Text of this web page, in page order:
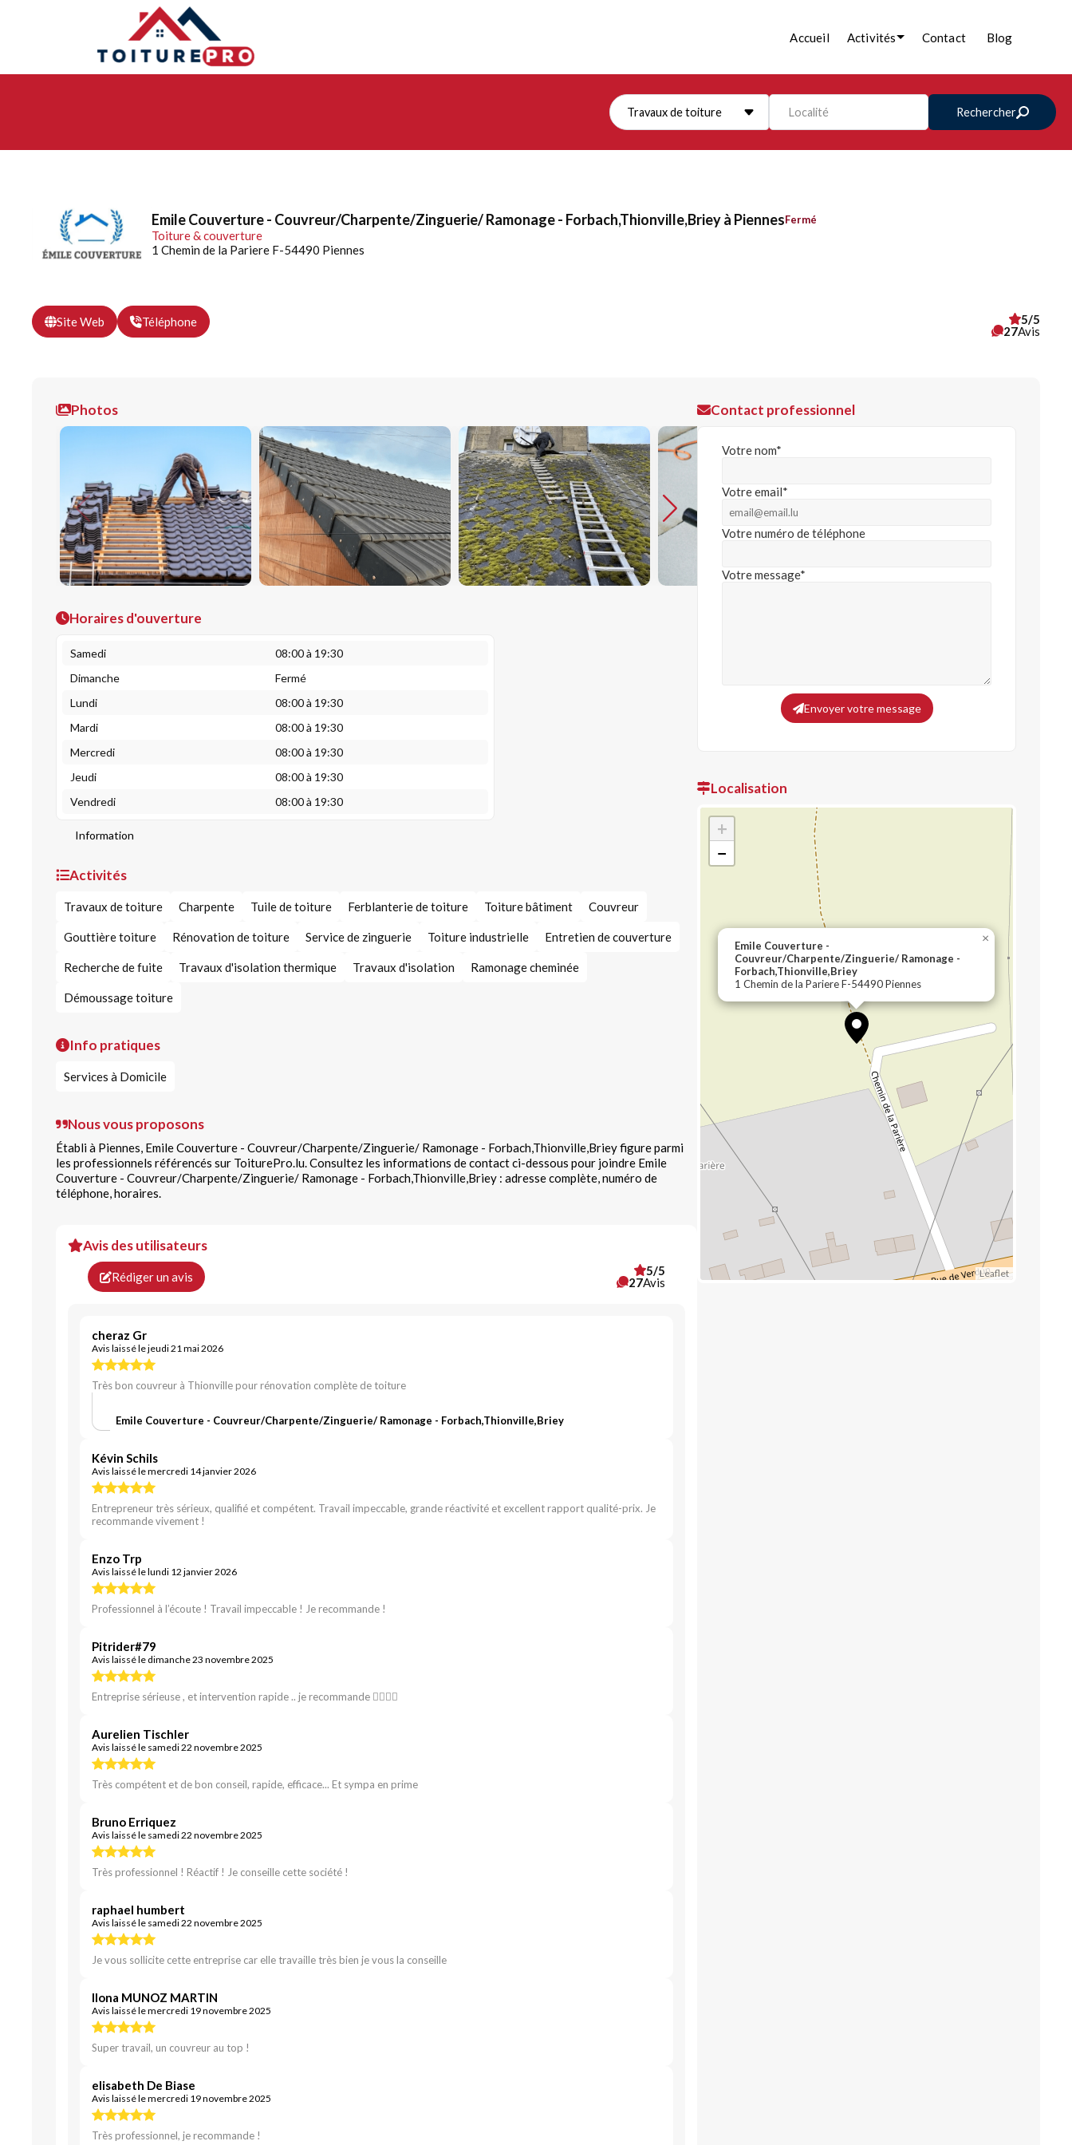
Accueil Activités Contact Blog
Travaux de toiture Localité Rechercher
Emile Couverture - Couvreur/Charpente/Zinguerie/ Ramonage - Forbach,Thionville,Briey à PiennesFermé
Toiture & couverture
1 Chemin de la Pariere F-54490 Piennes
Site Web Téléphone
5/5
27Avis
Photos
Horaires d'ouverture
Samedi
08:00 à 19:30
Dimanche
Fermé
Lundi
08:00 à 19:30
Mardi
08:00 à 19:30
Mercredi
08:00 à 19:30
Jeudi
08:00 à 19:30
Vendredi
08:00 à 19:30
Information
Activités
Travaux de toiture Charpente Tuile de toiture Ferblanterie de toiture Toiture bâtiment Couvreur
Gouttière toiture Rénovation de toiture Service de zinguerie Toiture industrielle Entretien de couverture
Recherche de fuite Travaux d'isolation thermique Travaux d'isolation Ramonage cheminée
Démoussage toiture
Info pratiques
Services à Domicile
Nous vous proposons
Établi à Piennes, Emile Couverture - Couvreur/Charpente/Zinguerie/ Ramonage - Forbach,Thionville,Briey figure parmi
les professionnels référencés sur ToiturePro.lu. Consultez les informations de contact ci-dessous pour joindre Emile
Couverture - Couvreur/Charpente/Zinguerie/ Ramonage - Forbach,Thionville,Briey : adresse complète, numéro de
téléphone, horaires.
Avis des utilisateurs
Rédiger un avis
5/5
27Avis
cheraz Gr
Avis laissé le jeudi 21 mai 2026
Très bon couvreur à Thionville pour rénovation complète de toiture
Emile Couverture - Couvreur/Charpente/Zinguerie/ Ramonage - Forbach,Thionville,Briey
Kévin Schils
Avis laissé le mercredi 14 janvier 2026
Entrepreneur très sérieux, qualifié et compétent. Travail impeccable, grande réactivité et excellent rapport qualité-prix. Je
recommande vivement !
Enzo Trp
Avis laissé le lundi 12 janvier 2026
Professionnel à l’écoute ! Travail impeccable ! Je recommande !
Pitrider#79
Avis laissé le dimanche 23 novembre 2025
Entreprise sérieuse , et intervention rapide .. je recommande 👍🏻👍🏻
Aurelien Tischler
Avis laissé le samedi 22 novembre 2025
Très compétent et de bon conseil, rapide, efficace... Et sympa en prime
Bruno Erriquez
Avis laissé le samedi 22 novembre 2025
Très professionnel ! Réactif ! Je conseille cette société !
raphael humbert
Avis laissé le samedi 22 novembre 2025
Je vous sollicite cette entreprise car elle travaille très bien je vous la conseille
Ilona MUNOZ MARTIN
Avis laissé le mercredi 19 novembre 2025
Super travail, un couvreur au top !
elisabeth De Biase
Avis laissé le mercredi 19 novembre 2025
Très professionnel, je recommande !
Contact professionnel
Votre nom*
Votre email*
Votre numéro de téléphone
Votre message*
Envoyer votre message
Localisation
Emile Couverture -
Couvreur/Charpente/Zinguerie/ Ramonage -
Forbach,Thionville,Briey
1 Chemin de la Pariere F-54490 Piennes
×
+
−
Leaflet